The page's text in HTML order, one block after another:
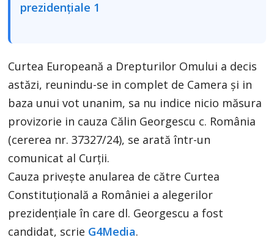
Curtea Europeană a Drepturilor Omului a decis
astăzi, reunindu-se in complet de Camera și in
baza unui vot unanim, sa nu indice nicio măsura
provizorie in cauza Călin Georgescu c. România
(cererea nr. 37327/24), se arată într-un
comunicat al Curții.
Cauza privește anularea de către Curtea
Constituțională a României a alegerilor
prezidențiale în care dl. Georgescu a fost
candidat, scrie G4Media.